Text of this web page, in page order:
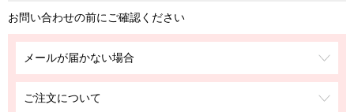
お問い合わせの前にご確認ください
メールが届かない場合
ご注文について